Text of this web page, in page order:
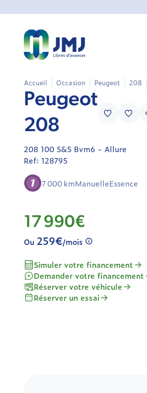
Accueil Occasion Peugeot 208
Peugeot
208
208
128795
/
Citadine
Occasion
Peugeot
208
208 100 S&S Bvm6 - Allure
Ref: 128795
7 000 kmManuelleEssence
17 990€
Ou 259€/mois
Simuler votre financement
Demander votre financement
Réserver votre véhicule
Réserver un essai